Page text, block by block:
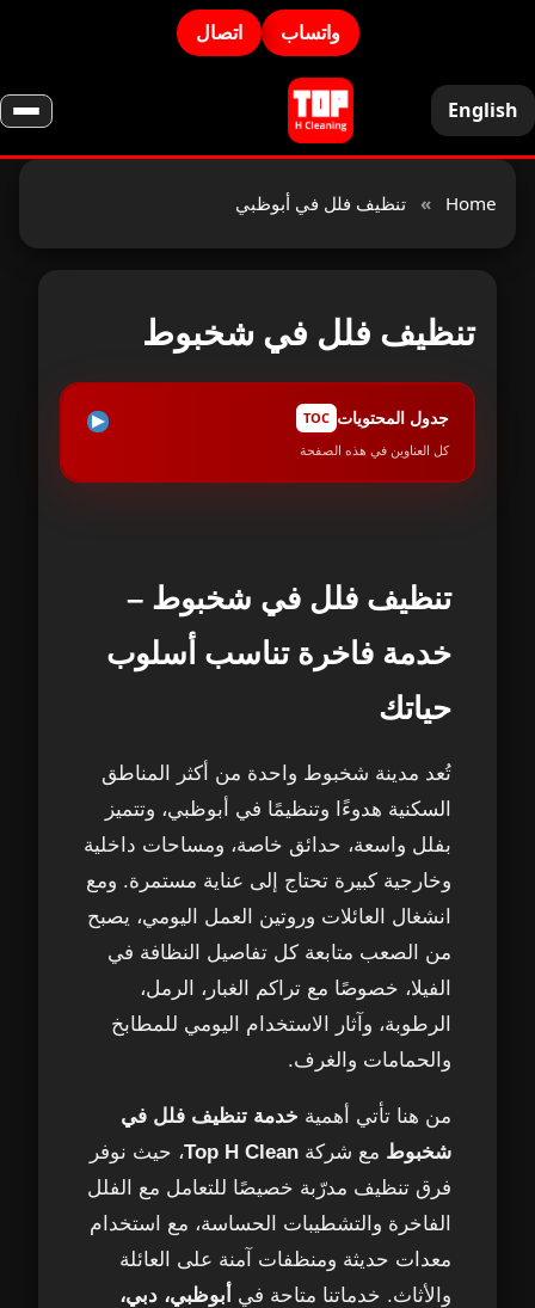
واتساب اتصال
English
Home
» تنظيف فلل في أبوظبي
تنظيف فلل في شخبوط
جدول المحتويات TOC
كل العناوين في هذه الصفحة
2
لماذا تحتاج فلل شخبوط إلى شركة تنظيف
متخصصة؟
H Clean؟
4
اتصال واحد ينقل عبء التنظيف من على
خطوات تنظيف الفلل في شخبوط – كيف
نعمل داخل فيلتك خطوة بخطوة؟
6 1. المعاينة وتحديد حجم العمل
2. إزالة الغبار من الأعلى إلى الأسفل
9 4. تنظيف المطابخ والحمامات بمواد آمنة
تنظيف فلل في شخبوط –
خدمة فاخرة تناسب أسلوب
حياتك
تُعد مدينة شخبوط واحدة من أكثر المناطق
السكنية هدوءًا وتنظيمًا في أبوظبي، وتتميز
بفلل واسعة، حدائق خاصة، ومساحات داخلية
وخارجية كبيرة تحتاج إلى عناية مستمرة. ومع
انشغال العائلات وروتين العمل اليومي، يصبح
من الصعب متابعة كل تفاصيل النظافة في
الفيلا، خصوصًا مع تراكم الغبار، الرمل،
الرطوبة، وآثار الاستخدام اليومي للمطابخ
والحمامات والغرف.
من هنا تأتي أهمية خدمة تنظيف فلل في
شخبوط مع شركة Top H Clean، حيث نوفر
فرق تنظيف مدرّبة خصيصًا للتعامل مع الفلل
الفاخرة والتشطيبات الحساسة، مع استخدام
معدات حديثة ومنظفات آمنة على العائلة
والأثاث. خدماتنا متاحة في
أبوظبي، دبي،